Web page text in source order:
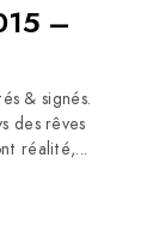
–
& signés.
des rêves
réalité,...